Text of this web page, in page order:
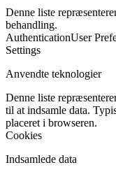
Denne liste
behandling.
AuthenticationUser
Settings
Anvendte teknologier
Denne liste
til at indsamle data.
placeret i browseren.
Cookies
Indsamlede data